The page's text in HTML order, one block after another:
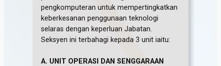
pengkomputeran untuk mempertingkatkan
keberkesanan penggunaan teknologi
selaras dengan keperluan Jabatan.
Seksyen ini terbahagi kepada 3 unit iaitu:
A. UNIT OPERASI DAN SENGGARAAN